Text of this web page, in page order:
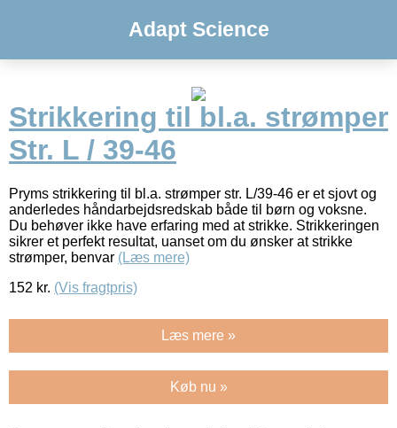
Adapt Science
Strikkering til bl.a. strømper
Str. L / 39-46
Pryms strikkering til bl.a. strømper str. L/39-46 er et sjovt og
anderledes håndarbejdsredskab både til børn og voksne.
Du behøver ikke have erfaring med at strikke. Strikkeringen
sikrer et perfekt resultat, uanset om du ønsker at strikke
strømper, benvar (Læs mere)
152 kr. (Vis fragtpris)
Læs mere »
Køb nu »